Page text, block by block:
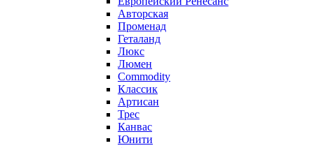
Авторская
Променад
Геталанд
Люкс
Люмен
Commodity
Классик
Артисан
Трес
Канвас
Юнити